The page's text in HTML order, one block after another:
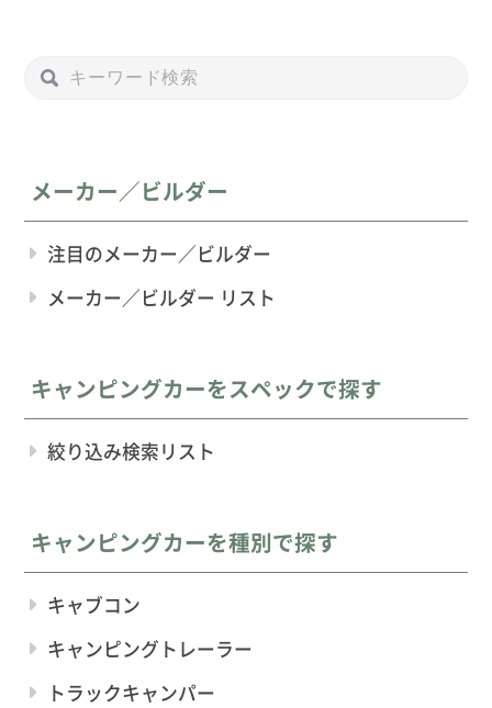
ン
メーカー／ビルダー
注目のメーカー／ビルダー
メーカー／ビルダー リスト
キャンピングカーをスペックで探す
絞り込み検索リスト
キャンピングカーを種別で探す
キャブコン
キャンピングトレーラー
トラックキャンパー